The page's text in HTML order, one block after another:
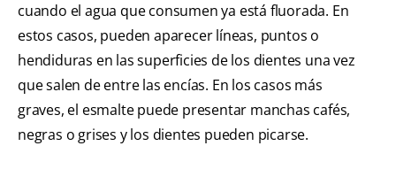
cuando el agua que consumen ya está fluorada. En
estos casos, pueden aparecer líneas, puntos o
hendiduras en las superficies de los dientes una vez
que salen de entre las encías. En los casos más
graves, el esmalte puede presentar manchas cafés,
negras o grises y los dientes pueden picarse.